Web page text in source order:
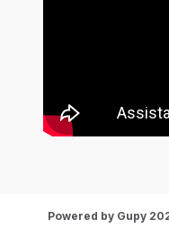
Powered by Gupy